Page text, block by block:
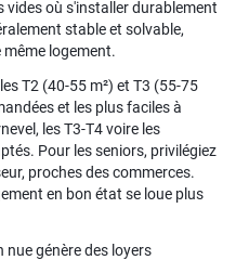
vides où s'installer durablement
stable et solvable,
même logement.
T2 (40-55 m²) et T3 (55-75
et les plus faciles à
les T3-T4 voire les
Pour les seniors, privilégiez
proches des commerces.
en bon état se loue plus
nue génère des loyers